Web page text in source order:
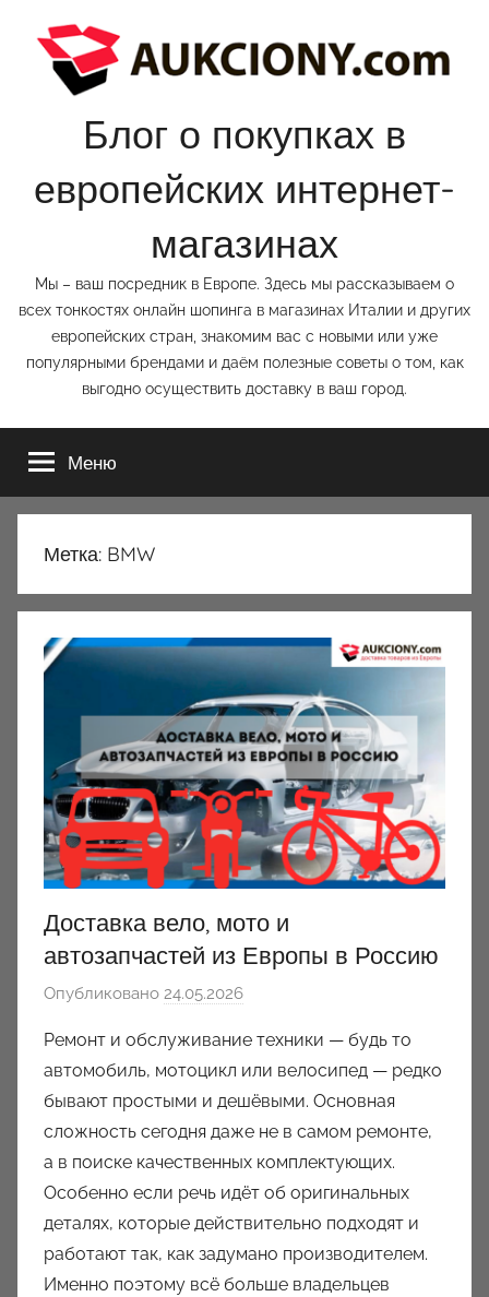
содержимому
Блог о покупках в
европейских интернет-
магазинах
Мы – ваш посредник в Европе. Здесь мы рассказываем о
всех тонкостях онлайн шопинга в магазинах Италии и других
европейских стран, знакомим вас с новыми или уже
популярными брендами и даём полезные советы о том, как
выгодно осуществить доставку в ваш город.
Меню
Метка: BMW
Доставка вело, мото и
автозапчастей из Европы в Россию
Опубликовано 24.05.2026
т
о
р
о
м
a
u
k
c
Ремонт и обслуживание техники — будь то
автомобиль, мотоцикл или велосипед — редко
бывают простыми и дешёвыми. Основная
сложность сегодня даже не в самом ремонте,
а в поиске качественных комплектующих.
Особенно если речь идёт об оригинальных
деталях, которые действительно подходят и
работают так, как задумано производителем.
Именно поэтому всё больше владельцев